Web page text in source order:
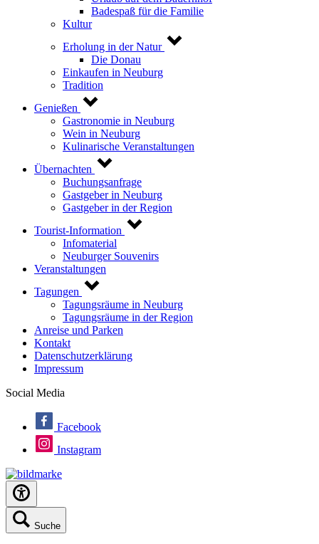
Badespaß für die Familie
Kultur
Erholung in der Natur
Die Donau
Einkaufen in Neuburg
Tradition
Genießen
Gastronomie in Neuburg
Wein in Neuburg
Kulinarische Veranstaltungen
Übernachten
Buchungsanfrage
Gastgeber in Neuburg
Gastgeber in der Region
Tourist-Information
Infomaterial
Neuburger Souvenirs
Veranstaltungen
Tagungen
Tagungsräume in Neuburg
Tagungsräume in der Region
Anreise und Parken
Kontakt
Datenschutzerklärung
Impressum
Social Media
Facebook
Instagram
Suche